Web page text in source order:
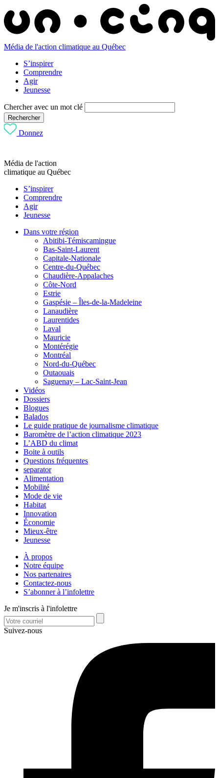
Média de l'action climatique au Québec
S’inspirer
Comprendre
Agir
Jeunesse
Chercher avec un mot clé
Rechercher
Donnez
Média de l'action
climatique au Québec
S’inspirer
Comprendre
Agir
Jeunesse
Dans votre région
Abitibi-Témiscamingue
Bas-Saint-Laurent
Capitale-Nationale
Centre-du-Québec
Chaudière-Appalaches
Côte-Nord
Estrie
Gaspésie – Îles-de-la-Madeleine
Lanaudière
Laurentides
Laval
Mauricie
Montérégie
Montréal
Nord-du-Québec
Outaouais
Saguenay – Lac-Saint-Jean
Vidéos
Dossiers
Blogues
Balados
Le guide pratique de journalisme climatique
Baromètre de l’action climatique 2023
L’ABD du climat
Boite à outils
Questions fréquentes
separator
Alimentation
Mobilité
Mode de vie
Habitat
Innovation
Économie
Mieux-être
Jeunesse
À propos
Notre équipe
Nos partenaires
Contactez-nous
S’abonner à l’infolettre
Je m'inscris à l'infolettre
Suivez-nous